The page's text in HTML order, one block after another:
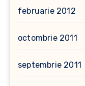
februarie 2012
octombrie 2011
septembrie 2011